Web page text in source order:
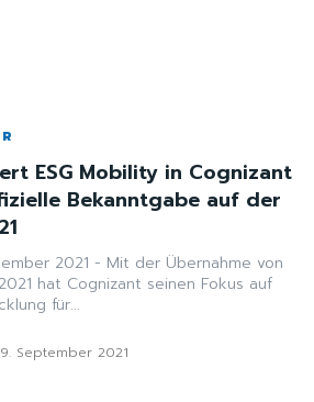
ESG Mobility in Cognizant
Bekanntgabe auf der
2021 - Mit der Übernahme von
hat Cognizant seinen Fokus auf
für...
9. September 2021